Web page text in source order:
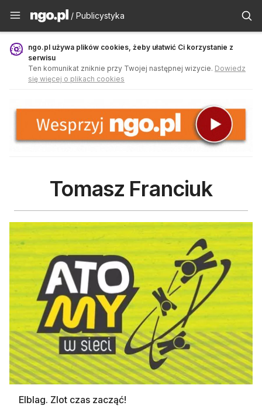
Publicystyka - ngo.pl
/ Publicystyka
ngo.pl używa plików cookies, żeby ułatwić Ci korzystanie z
serwisu
Ten komunikat zniknie przy Twojej następnej wizycie. Dowiedz
się więcej o plikach cookies
Tomasz Franciuk
Elblag. Zlot czas zacząć!